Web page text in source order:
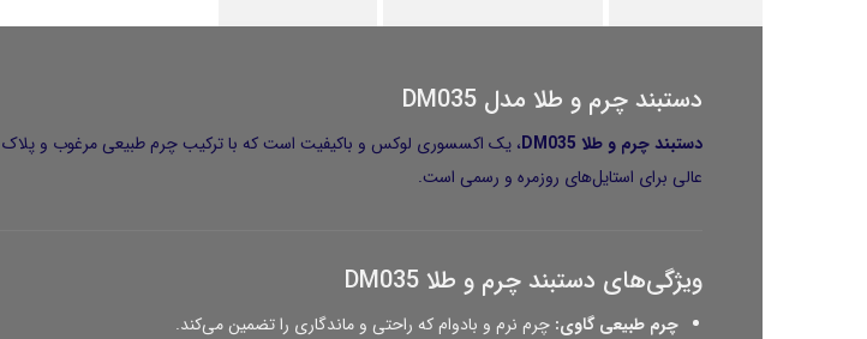
دستبند چرم و طلا مدل DM035
دستبند چرم و طلا
عالی برای استایل‌های روزمره و رسمی است.
ویژگی‌های دستبند چرم و طلا DM035
چرم طبیعی گاوی: چرم نرم و بادوام که راحتی و ماندگاری را تضمین می‌کند.